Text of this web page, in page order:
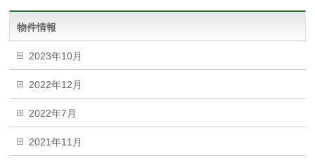
物件情報
2023年10月
2022年12月
2022年7月
2021年11月